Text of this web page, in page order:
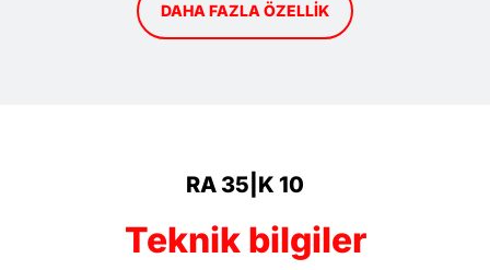
DAHA FAZLA ÖZELLIK
RA 35|K 10
Teknik bilgiler